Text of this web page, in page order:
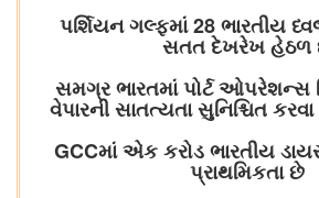
પર્શિયન ગલ્ફમાં 28 ભારતીય
સતત દેખરેખ હેઠળ
સમગ્ર ભારતમાં પોર્ટ ઓપરેશન્સ
વેપારની સાતત્યતા સુનિશ્ચિત
GCCમાં એક કરોડ ભારતીય
પ્રાથમિકતા છે